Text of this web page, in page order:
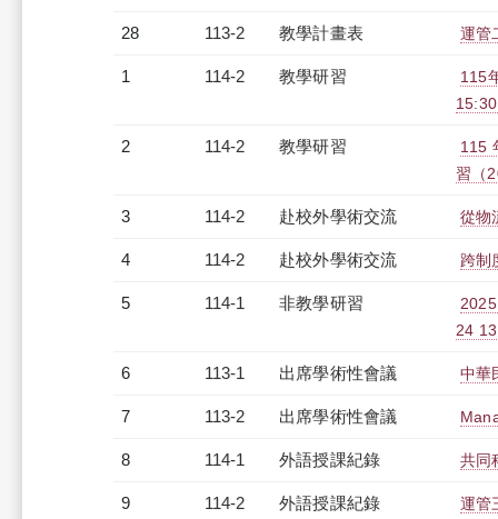
28 113-2 教學計畫表 運管
1 114-2 教學研習
115
2 114-2 教學研習
115
習（
3 114-2 赴校外學術交流 從物
4 114-2 赴校外學術交流 跨制
5 114-1 非教學研習
24
6 113-1 出席學術性會議 中華
7 113-2 出席學術性會議
8 114-1 外語授課紀錄 共同
9 114-2 外語授課紀錄 運管